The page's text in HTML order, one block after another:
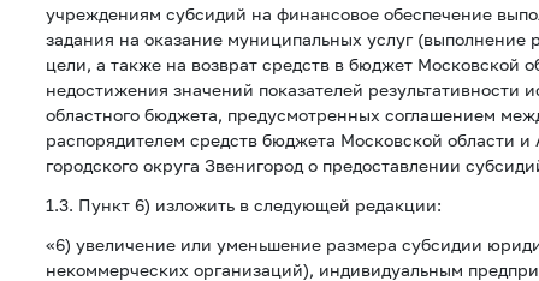
учреждениям субсидий на финансовое обеспечение
задания на оказание муниципальных услуг (выполнение
цели, а также на возврат средств в бюджет Московской
недостижения значений показателей результативности
областного бюджета, предусмотренных соглашением
распорядителем средств бюджета Московской области
городского округа Звенигород о предоставлении
1.3. Пункт 6) изложить в следующей редакции:
«6) увеличение или уменьшение размера субсидии
некоммерческих организаций), индивидуальным